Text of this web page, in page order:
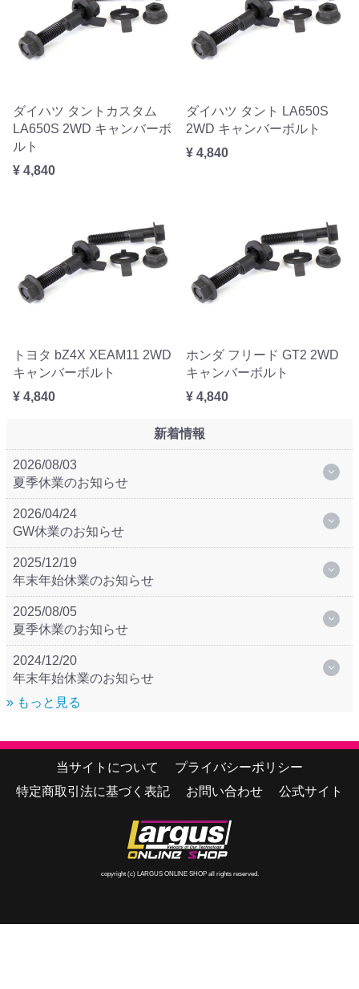
ダイハツ タントカスタム
LA650S 2WD キャンバーボ
ルト
¥ 4,840
ダイハツ タント LA650S
2WD キャンバーボルト
¥ 4,840
トヨタ bZ4X XEAM11 2WD
キャンバーボルト
¥ 4,840
ホンダ フリード GT2 2WD
キャンバーボルト
¥ 4,840
新着情報
2026/08/03
夏季休業のお知らせ
2026/04/24
GW休業のお知らせ
2025/12/19
年末年始休業のお知らせ
2025/08/05
夏季休業のお知らせ
2024/12/20
年末年始休業のお知らせ
» もっと見る
当サイトについて
プライバシーポリシー
特定商取引法に基づく表記
お問い合わせ 公式サイト
copyright (c) LARGUS ONLINE SHOP all rights reserved.